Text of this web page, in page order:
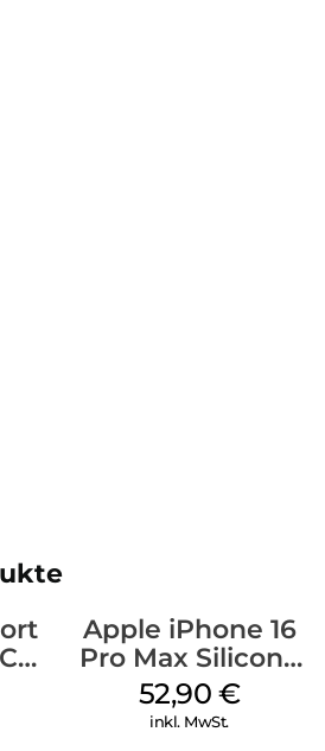
Apple iPhone 16
Pro Max Silicone
Case MagSafe
Ultramarine
52,90 €
inkl. MwSt.